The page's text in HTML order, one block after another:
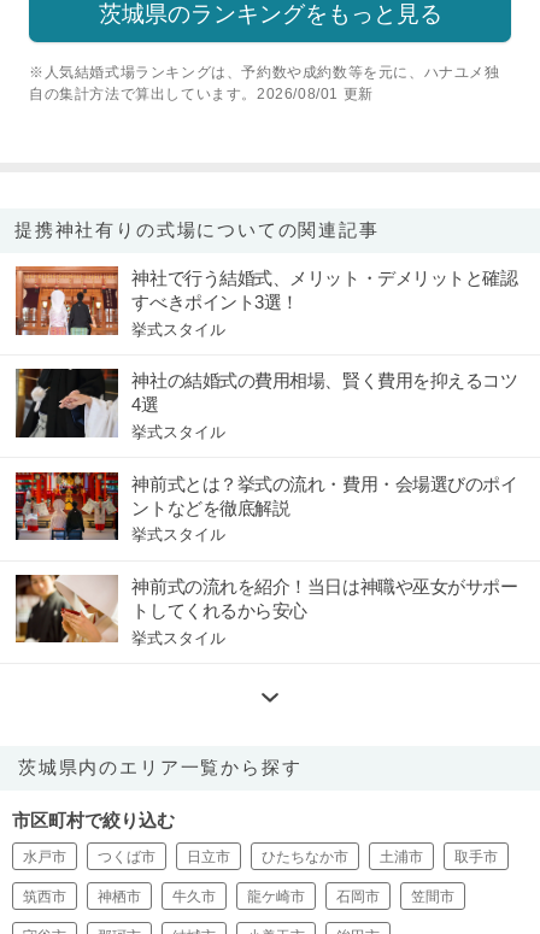
茨城県のランキングをもっと見る
※人気結婚式場ランキングは、予約数や成約数等を元に、ハナユメ独
自の集計方法で算出しています。2026/08/01 更新
提携神社有りの式場についての関連記事
神社で行う結婚式、メリット・デメリットと確認
すべきポイント3選！
挙式スタイル
神社の結婚式の費用相場、賢く費用を抑えるコツ
4選
挙式スタイル
神前式とは？挙式の流れ・費用・会場選びのポイ
ントなどを徹底解説
挙式スタイル
神前式の流れを紹介！当日は神職や巫女がサポー
トしてくれるから安心
挙式スタイル
茨城県内のエリア一覧から探す
市区町村で絞り込む
水戸市 つくば市 日立市 ひたちなか市 土浦市 取手市
筑西市 神栖市 牛久市 龍ケ崎市 石岡市 笠間市